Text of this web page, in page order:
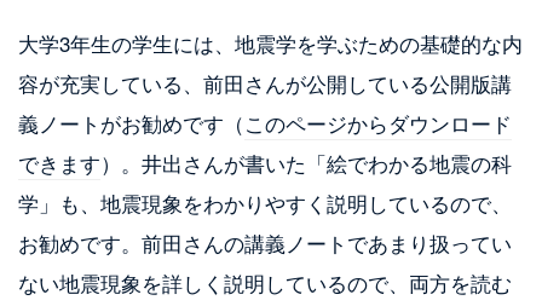
大学3年生の学生には、地震学を学ぶための基礎的な内
容が充実している、前田さんが公開している公開版講
義ノートがお勧めです（このページからダウンロード
できます）。井出さんが書いた「絵でわかる地震の科
学」も、地震現象をわかりやすく説明しているので、
お勧めです。前田さんの講義ノートであまり扱ってい
ない地震現象を詳しく説明しているので、両方を読む